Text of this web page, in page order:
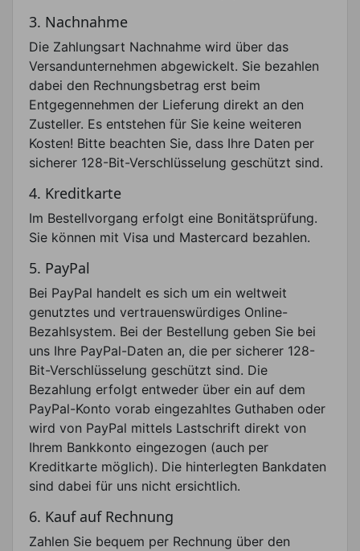
3. Nachnahme
Die Zahlungsart Nachnahme wird über das
Versandunternehmen abgewickelt. Sie bezahlen
dabei den Rechnungsbetrag erst beim
Entgegennehmen der Lieferung direkt an den
Zusteller. Es entstehen für Sie keine weiteren
Kosten! Bitte beachten Sie, dass Ihre Daten per
sicherer 128-Bit-Verschlüsselung geschützt sind.
4. Kreditkarte
Im Bestellvorgang erfolgt eine Bonitätsprüfung.
Sie können mit Visa und Mastercard bezahlen.
5. PayPal
Bei PayPal handelt es sich um ein weltweit
genutztes und vertrauenswürdiges Online-
Bezahlsystem. Bei der Bestellung geben Sie bei
uns Ihre PayPal-Daten an, die per sicherer 128-
Bit-Verschlüsselung geschützt sind. Die
Bezahlung erfolgt entweder über ein auf dem
PayPal-Konto vorab eingezahltes Guthaben oder
wird von PayPal mittels Lastschrift direkt von
Ihrem Bankkonto eingezogen (auch per
Kreditkarte möglich). Die hinterlegten Bankdaten
sind dabei für uns nicht ersichtlich.
6. Kauf auf Rechnung
Zahlen Sie bequem per Rechnung über den